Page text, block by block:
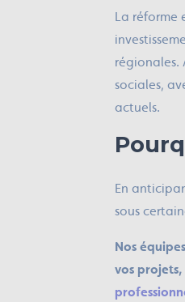
La réforme
régionales.
sociales,
actuels.
En
sous
Nos
vos